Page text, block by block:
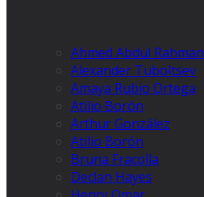
Ahmed Abdul Rahman
Alexander Tuboltsev
Amaya Rubio Ortega
Atilio Borón
Arthur González
Atilio Borón
Bruna Fracolla
Declan Hayes